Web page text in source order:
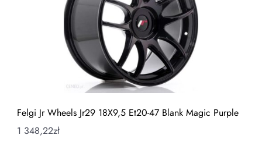
Felgi Jr Wheels Jr29 18X9,5 Et20-47 Blank Magic Purple
1 348,22zł